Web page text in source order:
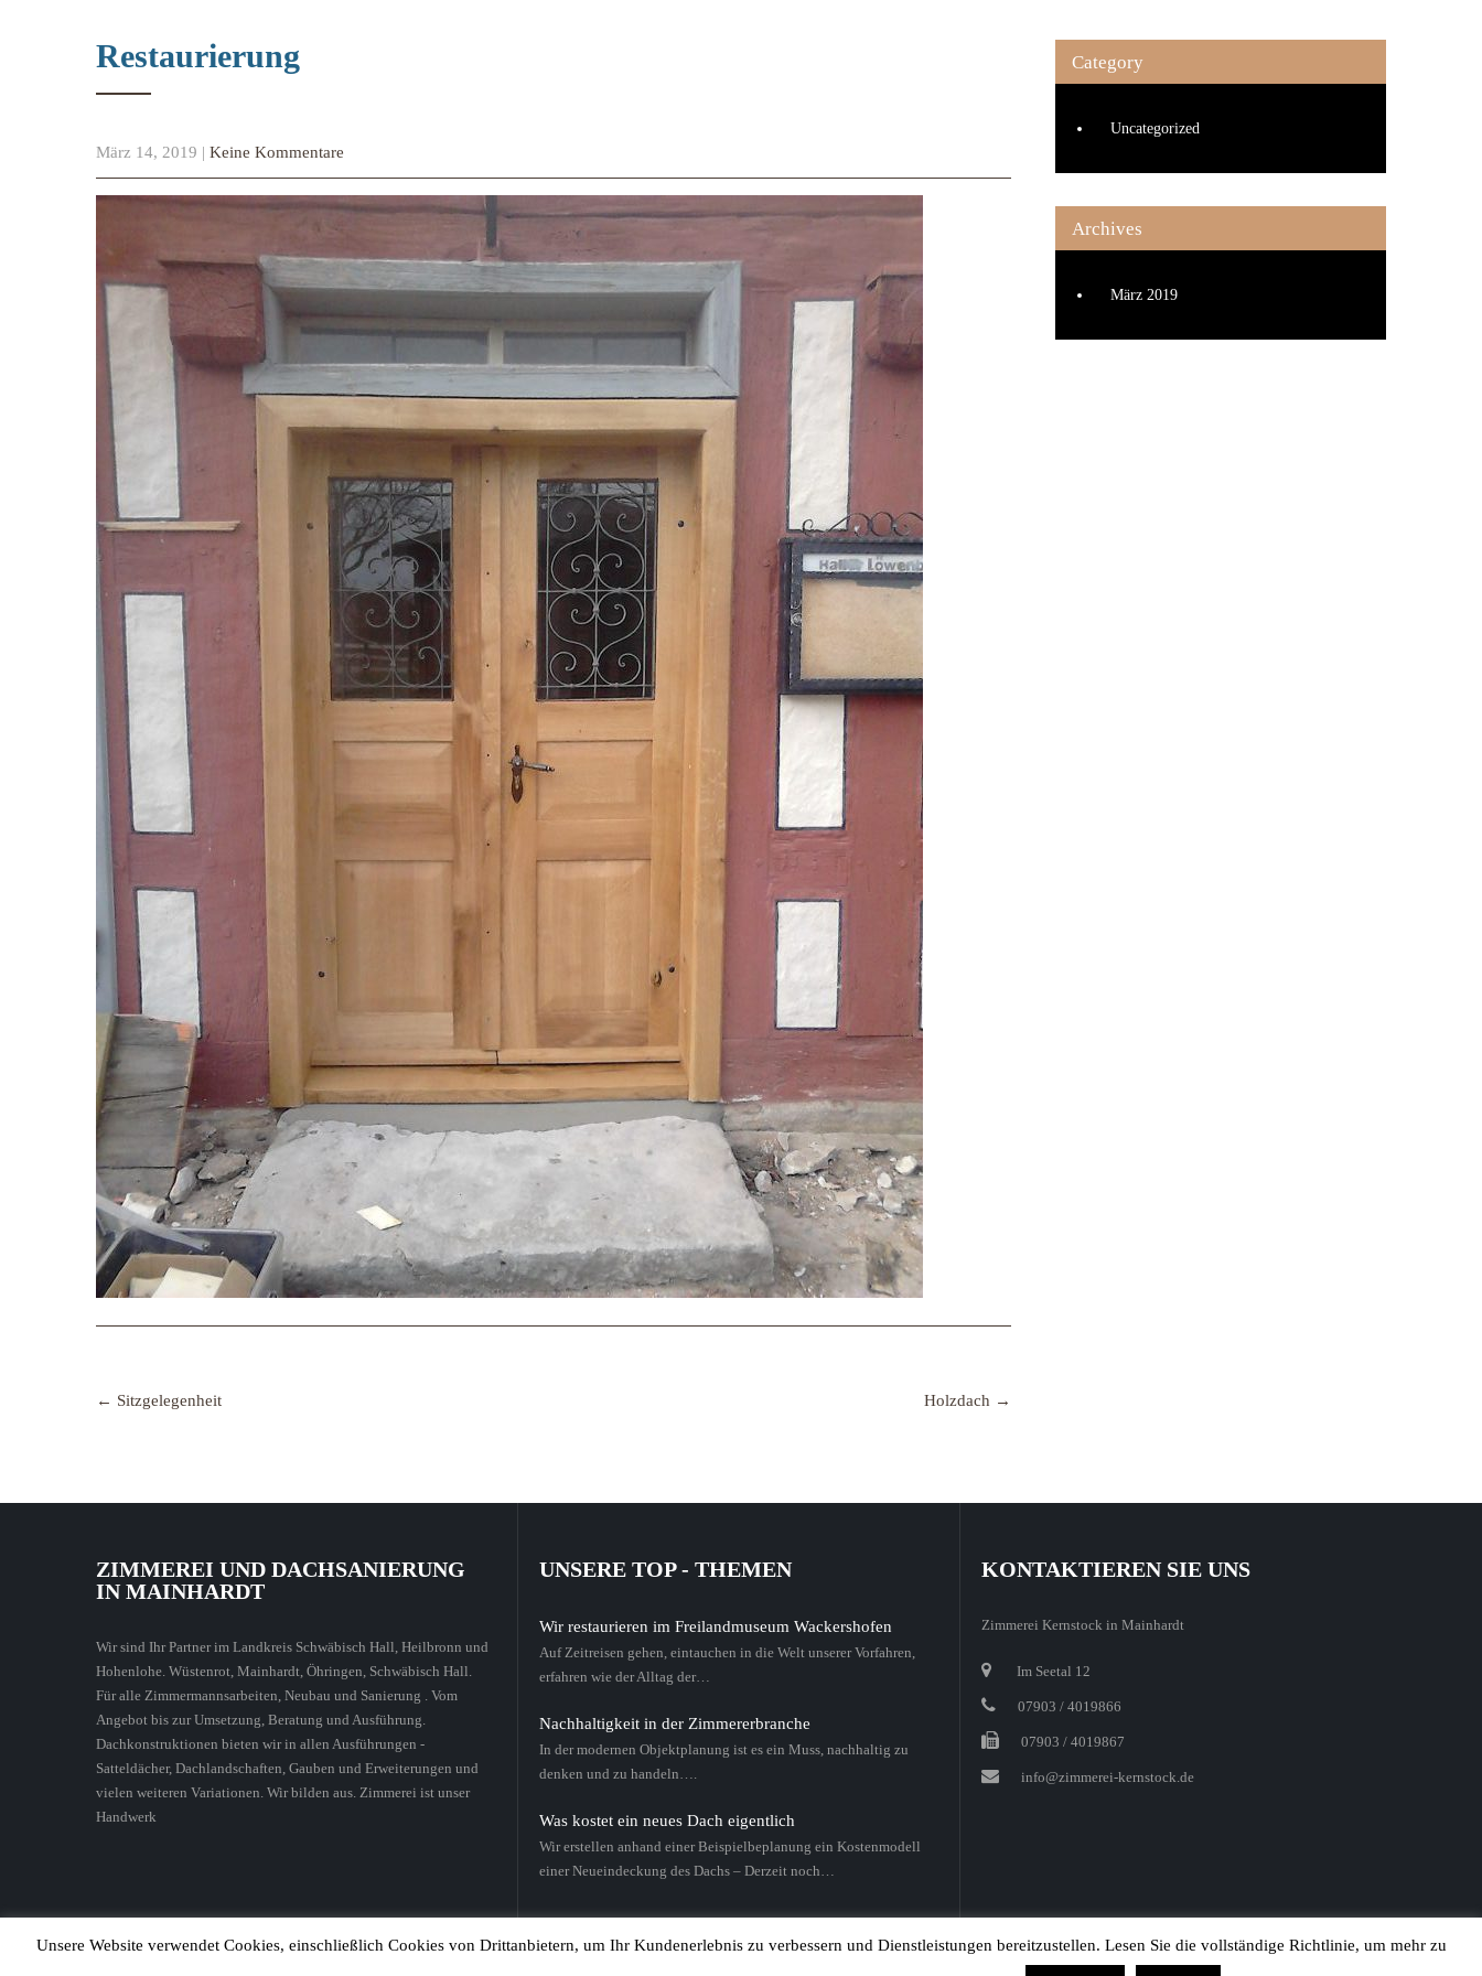
Restaurierung
März 14, 2019 | Keine Kommentare
navigation
← Sitzgelegenheit Holzdach →
Category
Uncategorized
Archives
März 2019
ZIMMEREI UND DACHSANIERUNG
IN MAINHARDT
Wir sind Ihr Partner im Landkreis Schwäbisch Hall, Heilbronn und
Hohenlohe. Wüstenrot, Mainhardt, Öhringen, Schwäbisch Hall.
Für alle Zimmermannsarbeiten, Neubau und Sanierung . Vom
Angebot bis zur Umsetzung, Beratung und Ausführung.
Dachkonstruktionen bieten wir in allen Ausführungen -
Satteldächer, Dachlandschaften, Gauben und Erweiterungen und
vielen weiteren Variationen. Wir bilden aus. Zimmerei ist unser
Handwerk
UNSERE TOP - THEMEN
Wir restaurieren im Freilandmuseum Wackershofen
Auf Zeitreisen gehen, eintauchen in die Welt unserer Vorfahren,
erfahren wie der Alltag der…
Nachhaltigkeit in der Zimmererbranche
In der modernen Objektplanung ist es ein Muss, nachhaltig zu
denken und zu handeln….
Was kostet ein neues Dach eigentlich
Wir erstellen anhand einer Beispielbeplanung ein Kostenmodell
einer Neueindeckung des Dachs – Derzeit noch…
KONTAKTIEREN SIE UNS
Zimmerei Kernstock in Mainhardt
Im Seetal 12
07903 / 4019866
07903 / 4019867
info@zimmerei-kernstock.de
Unsere Website verwendet Cookies, einschließlich Cookies von Drittanbietern, um Ihr Kundenerlebnis zu verbessern und Dienstleistungen bereitzustellen. Lesen Sie die vollständige Richtlinie, um mehr zu